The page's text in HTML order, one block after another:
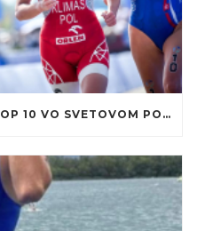
IVANA KURIAČKOVÁ V TOP 10 VO SVETOVOM POHÁRI V TRIATLONE